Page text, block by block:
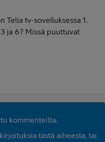
Telia tv-sovelluksessa 1.
ja 6? Missä puuttuvat
kommenteilta.
tästä aiheesta, tai